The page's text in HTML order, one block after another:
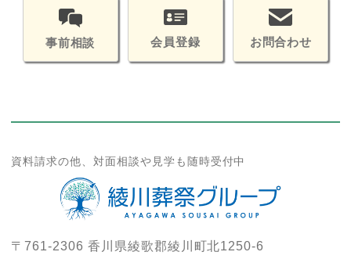
事前相談 会員登録 お問合わせ
資料請求の他、対面相談や見学も随時受付中
〒761-2306 香川県綾歌郡綾川町北1250-6